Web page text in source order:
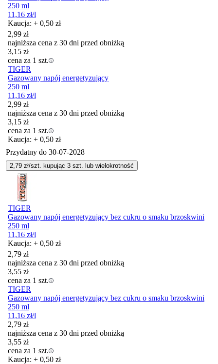
250 ml
11,16 zł/l
Kaucja: + 0,50 zł
2,99 zł
najniższa cena z 30 dni przed obniżką
3,15 zł
cena za 1 szt.
TIGER
Gazowany napój energetyzujący
250 ml
11,16 zł/l
2,99 zł
najniższa cena z 30 dni przed obniżką
3,15 zł
cena za 1 szt.
Kaucja: + 0,50 zł
Przydatny do 30-07-2028
2,79 zł/szt. kupując 3 szt. lub wielokrotność
TIGER
Gazowany napój energetyzujący bez cukru o smaku brzoskwini
250 ml
11,16 zł/l
Kaucja: + 0,50 zł
2,79 zł
najniższa cena z 30 dni przed obniżką
3,55 zł
cena za 1 szt.
TIGER
Gazowany napój energetyzujący bez cukru o smaku brzoskwini
250 ml
11,16 zł/l
2,79 zł
najniższa cena z 30 dni przed obniżką
3,55 zł
cena za 1 szt.
Kaucja: + 0,50 zł